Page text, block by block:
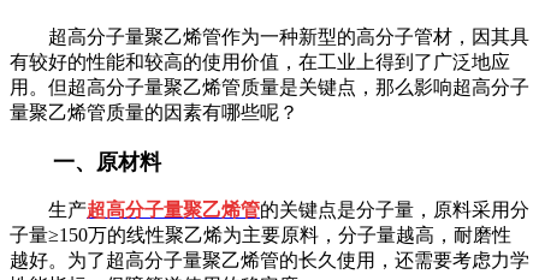
超高分子量聚乙烯管作为一种新型的高分子管材，因其具
有较好的性能和较高的使用价值，在工业上得到了广泛地应
用。但超高分子量聚乙烯管质量是关键点，那么影响超高分子
量聚乙烯管质量的因素有哪些呢？
一、原材料
生产超高分子量聚乙烯管的关键点是分子量，原料采用分
子量≥150万的线性聚乙烯为主要原料，分子量越高，耐磨性
越好。为了超高分子量聚乙烯管的长久使用，还需要考虑力学